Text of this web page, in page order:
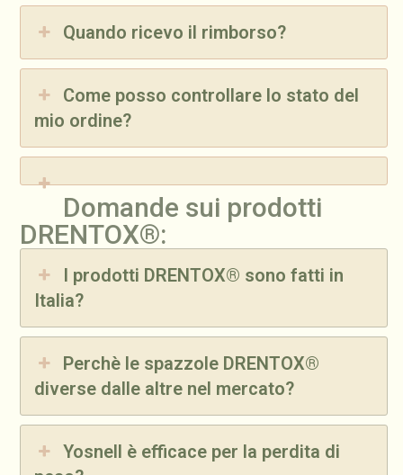
Quando ricevo il rimborso?
Come posso controllare lo stato del
mio ordine?
Domande sui prodotti
DRENTOX®:
I prodotti DRENTOX® sono fatti in
Italia?
Perchè le spazzole DRENTOX®
diverse dalle altre nel mercato?
Yosnell è efficace per la perdita di